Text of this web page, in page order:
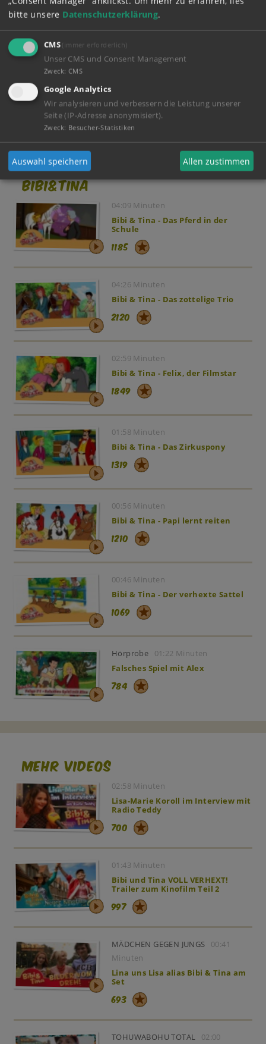
Ich finde es viel zu kurz ?
Mehr anzeigen(1)
Tierisch guter Wahnsinn mit
Bibi&Tina
04:09 Minuten
Bibi & Tina - Das Pferd in der
Schule
1185
04:26 Minuten
Bibi & Tina - Das zottelige Trio
2120
02:59 Minuten
Bibi & Tina - Felix, der Filmstar
1849
01:58 Minuten
Bibi & Tina - Das Zirkuspony
1319
00:56 Minuten
Bibi & Tina - Papi lernt reiten
1210
00:46 Minuten
Bibi & Tina - Der verhexte Sattel
1069
Hörprobe
01:22 Minuten
Falsches Spiel mit Alex
784
Mehr Videos
02:58 Minuten
Lisa-Marie Koroll im Interview mit
Radio Teddy
700
01:43 Minuten
Bibi und Tina VOLL VERHEXT!
Trailer zum Kinofilm Teil 2
997
MÄDCHEN GEGEN JUNGS
00:41
Minuten
Lina uns Lisa alias Bibi & Tina am
Set
693
TOHUWABOHU TOTAL
02:00
bitte unsere Datenschutzerklärung.
CMS (immer erforderlich)
Unser CMS und Consent Management
Zweck: CMS
Google Analytics
Wir analysieren und verbessern die Leistung unserer
Seite (IP-Adresse anonymisiert).
Zweck: Besucher-Statistiken
Auswahl speichern Allen zustimmen